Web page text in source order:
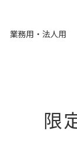
業務用・法人用
限